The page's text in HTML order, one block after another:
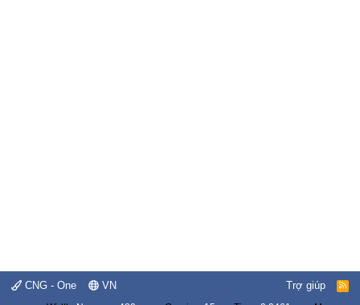
CNG - One VN Trợ giúp
R